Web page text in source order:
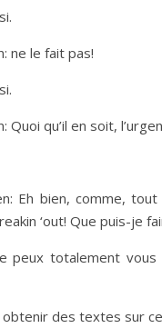
ne le fait pas!
Quoi qu’il en soit,
Eh bien, comme,
‘out! Que puis-je
peux totalement
des textes sur